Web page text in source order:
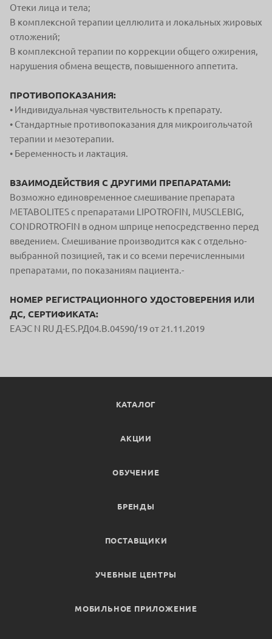
Отеки лица и тела;
В комплексной терапии целлюлита и локальных жировых
отложений;
В комплексной терапии по коррекции общего ожирения,
нарушения обмена веществ, повышенного аппетита.
ПРОТИВОПОКАЗАНИЯ:
• Индивидуальная чувствительность к препарату.
• Стандартные противопоказания для микроигольчатой
терапии и мезотерапии.
• Беременность и лактация.
ВЗАИМОДЕЙСТВИЯ С ДРУГИМИ ПРЕПАРАТАМИ:
Возможно единовременное смешивание препарата
METABOLITES с препаратами LIPOTROFIN, MUSCLEBIG,
CONDROTROFIN в одном шприце непосредственно перед
введением. Смешивание производится как с отдельно-
выбранной позицией, так и со всеми перечисленными
препаратами, по показаниям пациента.-
НОМЕР РЕГИСТРАЦИОННОГО УДОСТОВЕРЕНИЯ ИЛИ
ДС, СЕРТИФИКАТА:
ЕАЭС N RU Д-ES.РД04.В.04590/19 от 21.11.2019
КАТАЛОГ
АКЦИИ
ОБУЧЕНИЕ
БРЕНДЫ
ПОСТАВЩИКИ
УЧЕБНЫЕ ЦЕНТРЫ
МОБИЛЬНОЕ ПРИЛОЖЕНИЕ